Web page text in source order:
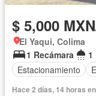
$ 5,000
El Yaqui, Colima
1 Recámara
1
Estacionamiento
Hace 2 días, 14 horas